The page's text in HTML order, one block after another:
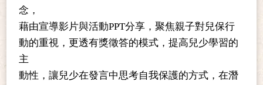
念，
藉由宣導影片與活動PPT分享，聚焦親子對兒保行
動的重視，更透有獎徵答的模式，提高兒少學習的
主
動性，讓兒少在發言中思考自我保護的方式，在潛